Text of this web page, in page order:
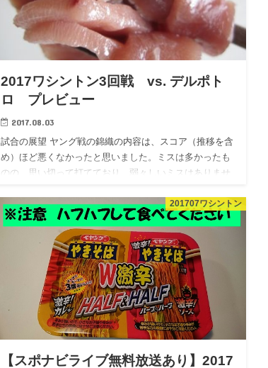
2017ワシントン3回戦 vs. デルポト
ロ プレビュー
2017.08.03
試合の展望 ヤング戦の錦織の内容は、スコア（推移を含
め）ほど悪くなかったと思いました。ミスは多かったも
のの、思い切って打てており、弱々しいミスはありませ
しては厳しいと言わ…
201707ワシントン
【スポナビライブ無料放送あり】2017